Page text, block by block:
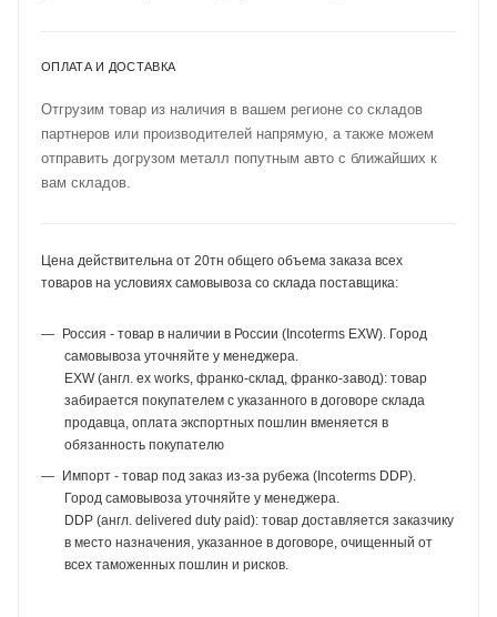
ОПЛАТА И ДОСТАВКА
Отгрузим товар из наличия в вашем регионе со складов
партнеров или производителей напрямую, а также можем
отправить догрузом металл попутным авто с ближайших к
вам складов.
Цена действительна от 20тн общего объема заказа всех
товаров на условиях самовывоза со склада поставщика:
Россия - товар в наличии в России (Incoterms EXW). Город
самовывоза уточняйте у менеджера.
EXW (англ. ex works, франко-склад, франко-завод): товар
забирается покупателем с указанного в договоре склада
продавца, оплата экспортных пошлин вменяется в
обязанность покупателю
Импорт - товар под заказ из-за рубежа (Incoterms DDP).
Город самовывоза уточняйте у менеджера.
DDP (англ. delivered duty paid): товар доставляется заказчику
в место назначения, указанное в договоре, очищенный от
всех таможенных пошлин и рисков.